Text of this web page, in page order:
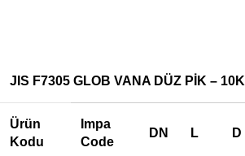
JIS F7305 GLOB VANA DÜZ PİK – 10K
Ürün
Kodu
Impa
Code
DN L D